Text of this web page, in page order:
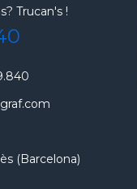
Trucan's !
(Barcelona)